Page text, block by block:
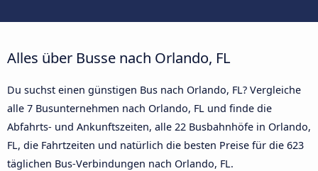
Alles über Busse nach Orlando, FL
Du suchst einen günstigen Bus nach Orlando, FL? Vergleiche
alle 7 Busunternehmen nach Orlando, FL und finde die
Abfahrts- und Ankunftszeiten, alle 22 Busbahnhöfe in Orlando,
FL, die Fahrtzeiten und natürlich die besten Preise für die 623
täglichen Bus-Verbindungen nach Orlando, FL.